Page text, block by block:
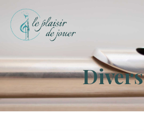
Divers